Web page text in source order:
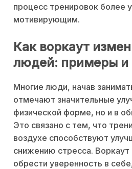
процесс тренировок более
мотивирующим.
Как воркаут
людей: примеры и
Многие люди, начав
отмечают значительные
физической форме, но и в
Это связано с тем, что
воздухе способствуют
снижению стресса. Воркаут
обрести уверенность в